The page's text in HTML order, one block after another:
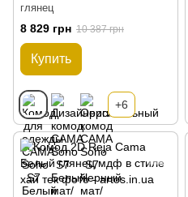
глянец
8 829 грн 10 387 грн
Купить
+6